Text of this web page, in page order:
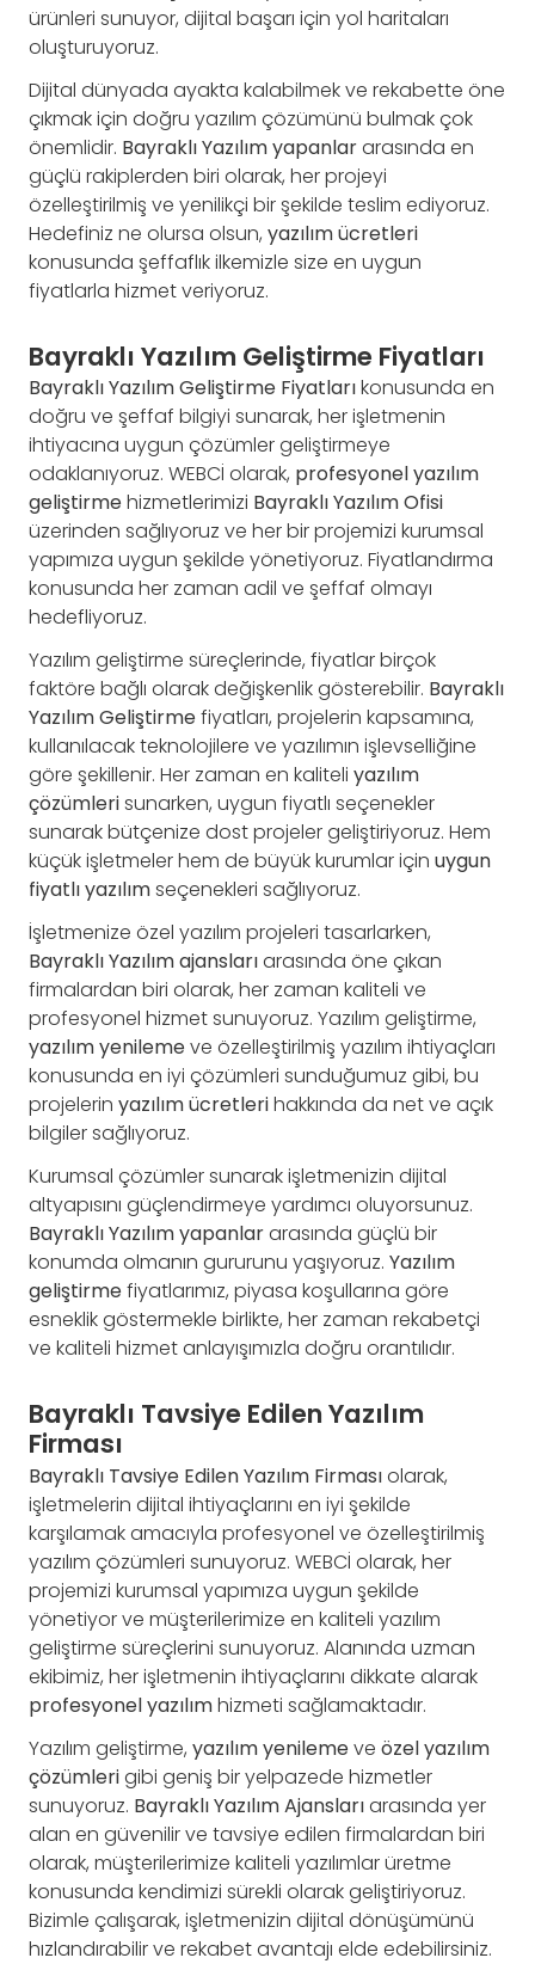
ürünleri sunuyor, dijital başarı için yol haritaları
oluşturuyoruz.
Dijital dünyada ayakta kalabilmek ve rekabette öne
çıkmak için doğru yazılım çözümünü bulmak çok
önemlidir. Bayraklı Yazılım yapanlararasında en
güçlü rakiplerden biri olarak, her projeyi
özelleştirilmiş ve yenilikçi bir şekilde teslim ediyoruz.
Hedefiniz ne olursa olsun, yazılım ücretleri
konusunda şeffaflık ilkemizle size en uygun
fiyatlarla hizmet veriyoruz.
Bayraklı Yazılım Geliştirme Fiyatları
Bayraklı Yazılım Geliştirme Fiyatlarıkonusunda en
doğru ve şeffaf bilgiyi sunarak, her işletmenin
ihtiyacına uygun çözümler geliştirmeye
odaklanıyoruz. WEBCİ olarak, profesyonel yazılım
geliştirmehizmetlerimizi Bayraklı Yazılım Ofisi
üzerinden sağlıyoruz ve her bir projemizi kurumsal
yapımıza uygun şekilde yönetiyoruz. Fiyatlandırma
konusunda her zaman adil ve şeffaf olmayı
hedefliyoruz.
Yazılım geliştirme süreçlerinde, fiyatlar birçok
faktöre bağlı olarak değişkenlik gösterebilir. Bayraklı
Yazılım Geliştirmefiyatları, projelerin kapsamına,
kullanılacak teknolojilere ve yazılımın işlevselliğine
göre şekillenir. Her zaman en kaliteli yazılım
çözümlerisunarken, uygun fiyatlı seçenekler
sunarak bütçenize dost projeler geliştiriyoruz. Hem
küçük işletmeler hem de büyük kurumlar için uygun
fiyatlı yazılımseçenekleri sağlıyoruz.
İşletmenize özel yazılım projeleri tasarlarken,
Bayraklı Yazılım ajanslarıarasında öne çıkan
firmalardan biri olarak, her zaman kaliteli ve
profesyonel hizmet sunuyoruz. Yazılım geliştirme,
yazılım yenilemeve özelleştirilmiş yazılım ihtiyaçları
konusunda en iyi çözümleri sunduğumuz gibi, bu
projelerin yazılım ücretlerihakkında da net ve açık
bilgiler sağlıyoruz.
Kurumsal çözümler sunarak işletmenizin dijital
altyapısını güçlendirmeye yardımcı oluyorsunuz.
Bayraklı Yazılım yapanlararasında güçlü bir
konumda olmanın gururunu yaşıyoruz. Yazılım
geliştirmefiyatlarımız, piyasa koşullarına göre
esneklik göstermekle birlikte, her zaman rekabetçi
ve kaliteli hizmet anlayışımızla doğru orantılıdır.
Bayraklı Tavsiye Edilen Yazılım
Firması
Bayraklı Tavsiye Edilen Yazılım Firmasıolarak,
işletmelerin dijital ihtiyaçlarını en iyi şekilde
karşılamak amacıyla profesyonel ve özelleştirilmiş
yazılım çözümleri sunuyoruz. WEBCİ olarak, her
projemizi kurumsal yapımıza uygun şekilde
yönetiyor ve müşterilerimize en kaliteli yazılım
geliştirme süreçlerini sunuyoruz. Alanında uzman
ekibimiz, her işletmenin ihtiyaçlarını dikkate alarak
profesyonel yazılımhizmeti sağlamaktadır.
Yazılım geliştirme, yazılım yenilemeve özel yazılım
çözümlerigibi geniş bir yelpazede hizmetler
sunuyoruz. Bayraklı Yazılım Ajanslarıarasında yer
alan en güvenilir ve tavsiye edilen firmalardan biri
olarak, müşterilerimize kaliteli yazılımlar üretme
konusunda kendimizi sürekli olarak geliştiriyoruz.
Bizimle çalışarak, işletmenizin dijital dönüşümünü
hızlandırabilir ve rekabet avantajı elde edebilirsiniz.